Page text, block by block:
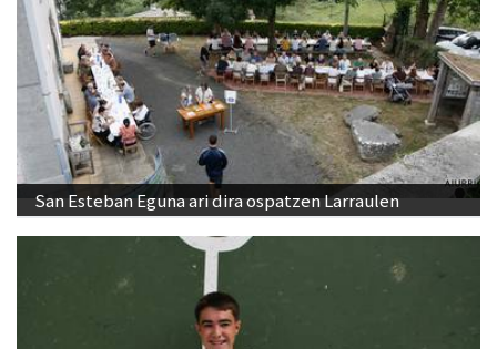
San Esteban Eguna ari dira ospatzen Larraulen